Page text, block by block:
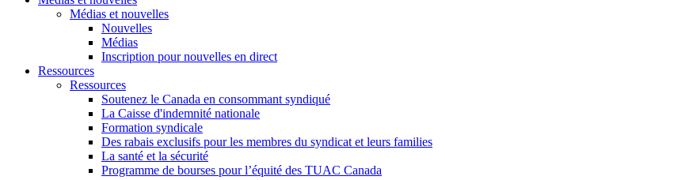
Médias et nouvelles
Nouvelles
Médias
Inscription pour nouvelles en direct
Ressources
Ressources
Soutenez le Canada en consommant syndiqué
La Caisse d'indemnité nationale
Formation syndicale
Des rabais exclusifs pour les membres du syndicat et leurs families
La santé et la sécurité
Programme de bourses pour l’équité des TUAC Canada